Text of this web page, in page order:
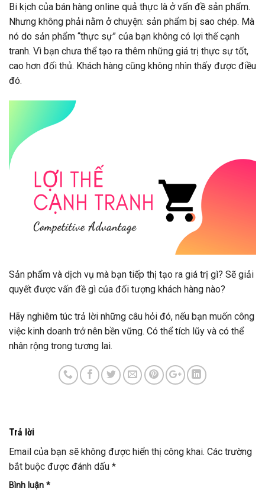
Bi kịch của bán hàng online quả thực là ở vấn đề sản phẩm.
Nhưng không phải nằm ở chuyện: sản phẩm bị sao chép. Mà
nó do sản phẩm “thực sự” của bạn không có lợi thế cạnh
tranh. Vì bạn chưa thể tạo ra thêm những giá trị thực sự tốt,
cao hơn đối thủ. Khách hàng cũng không nhìn thấy được điều
đó.
Sản phẩm và dịch vụ mà bạn tiếp thị tạo ra giá trị gì? Sẽ giải
quyết được vấn đề gì của đối tượng khách hàng nào?
Hãy nghiêm túc trả lời những câu hỏi đó, nếu bạn muốn công
việc kinh doanh trở nên bền vững. Có thể tích lũy và có thể
nhân rộng trong tương lai.
Trả lời
Email của bạn sẽ không được hiển thị công khai. Các trường
bắt buộc được đánh dấu *
Bình luận *